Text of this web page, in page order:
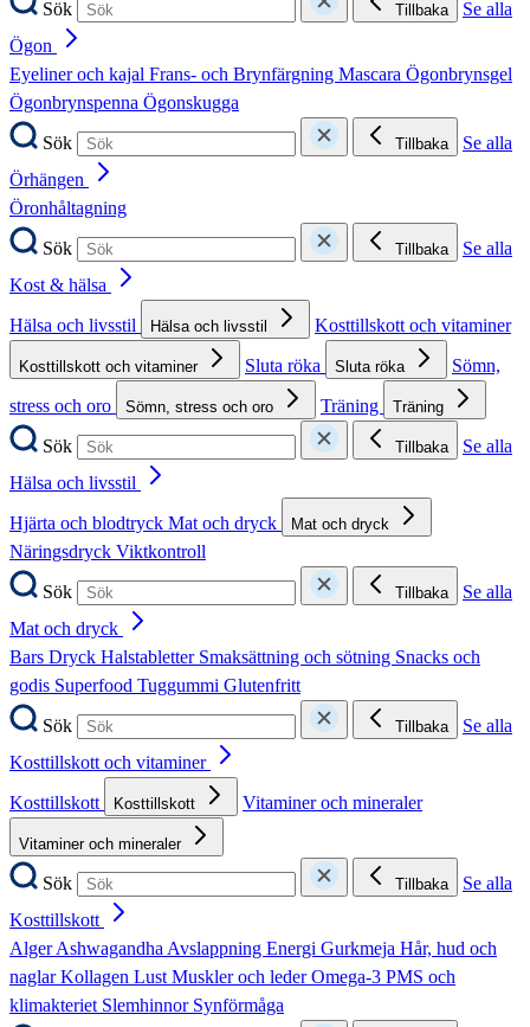
Sök Tillbaka
Se alla
Ögon
Eyeliner och kajal Frans- och Brynfärgning Mascara Ögonbrynsgel
Ögonbrynspenna Ögonskugga
Sök
Tillbaka
Se alla
Örhängen
Öronhåltagning
Sök
Tillbaka
Se alla
Kost & hälsa
Hälsa och livsstil
Hälsa och livsstil Kosttillskott och vitaminer
Kosttillskott och vitaminer Sluta röka Sluta röka
Sömn,
stress och oro
Sömn, stress och oro Träning Träning
Sök Tillbaka
Se alla
Hälsa och livsstil
Hjärta och blodtryck Mat och dryck Mat och dryck
Näringsdryck Viktkontroll
Sök
Tillbaka
Se alla
Mat och dryck
Bars Dryck Halstabletter Smaksättning och sötning Snacks och
godis Superfood Tuggummi Glutenfritt
Sök
Tillbaka
Se alla
Kosttillskott och vitaminer
Kosttillskott
Kosttillskott Vitaminer och mineraler
Vitaminer och mineraler
Sök Tillbaka
Se alla
Kosttillskott
AlgerAshwagandhaAvslappning Energi Gurkmeja Hår, hud och
naglarKollagen LustMuskler och lederOmega-3 PMS och
klimakteriet Slemhinnor Synförmåga